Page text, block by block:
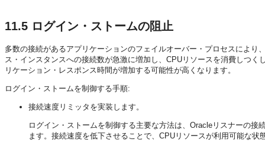
11.5 ログイン・ストームの阻止
多数の接続があるアプリケーションのフェイルオーバー・プロセスにより
ス・インスタンスへの接続数が急激に増加し、CPUリソースを消費しつ
リケーション・レスポンス時間が増加する可能性が高くなります。
ログイン・ストームを制御する手順:
接続速度リミッタを実装します。
ログイン・ストームを制御する主要な方法は、Oracleリスナーの
ます。接続速度を低下させることで、CPUリソースが利用可能な